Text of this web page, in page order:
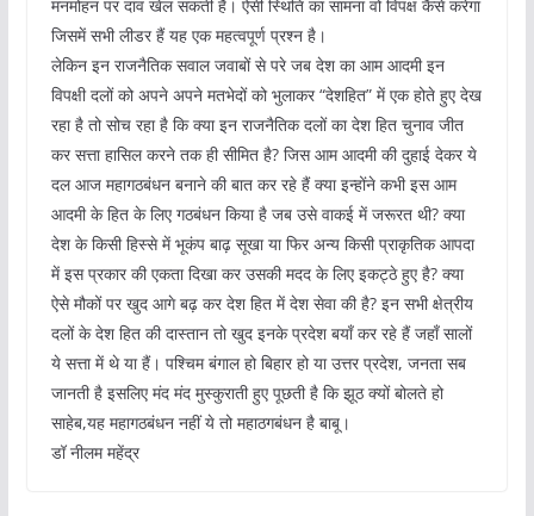
मनमोहन पर दांव खेल सकती है। ऐसी स्थिति का सामना वो विपक्ष कैसे करेगा
जिसमें सभी लीडर हैं यह एक महत्वपूर्ण प्रश्न है।
लेकिन इन राजनैतिक सवाल जवाबों से परे जब देश का आम आदमी इन
विपक्षी दलों को अपने अपने मतभेदों को भुलाकर “देशहित” में एक होते हुए देख
रहा है तो सोच रहा है कि क्या इन राजनैतिक दलों का देश हित चुनाव जीत
कर सत्ता हासिल करने तक ही सीमित है? जिस आम आदमी की दुहाई देकर ये
दल आज महागठबंधन बनाने की बात कर रहे हैं क्या इन्होंने कभी इस आम
आदमी के हित के लिए गठबंधन किया है जब उसे वाकई में जरूरत थी? क्या
देश के किसी हिस्से में भूकंप बाढ़ सूखा या फिर अन्य किसी प्राकृतिक आपदा
में इस प्रकार की एकता दिखा कर उसकी मदद के लिए इकट्ठे हुए है? क्या
ऐसे मौकों पर खुद आगे बढ़ कर देश हित में देश सेवा की है? इन सभी क्षेत्रीय
दलों के देश हित की दास्तान तो खुद इनके प्रदेश बयाँ कर रहे हैं जहाँ सालों
ये सत्ता में थे या हैं। पश्चिम बंगाल हो बिहार हो या उत्तर प्रदेश, जनता सब
जानती है इसलिए मंद मंद मुस्कुराती हुए पूछती है कि झूठ क्यों बोलते हो
साहेब,यह महागठबंधन नहीं ये तो महाठगबंधन है बाबू।
डॉ नीलम महेंद्र